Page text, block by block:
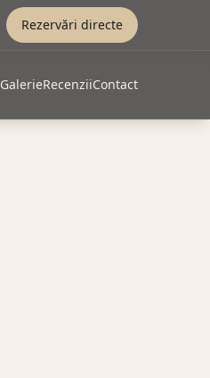
Rezervări directe
GalerieRecenziiContact